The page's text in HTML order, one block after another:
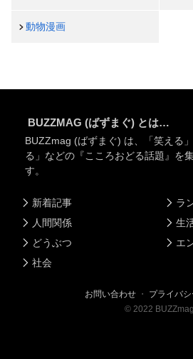
動物漫画
BUZZMAG (ばずまぐ) とは…
BUZZmag (ばずまぐ) は、「笑える
る」などの『こころおどる話題』を
す。
新着記事
人間関係
どうぶつ
社会
ラ
生
エ
お問い合わせ ・ プライバ
© 2022 BUZZmag